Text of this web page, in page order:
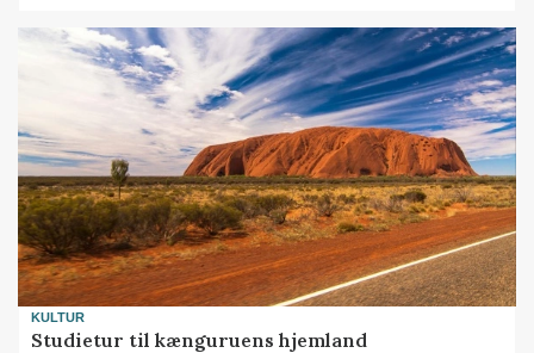
KULTUR
Studietur til kænguruens hjemland